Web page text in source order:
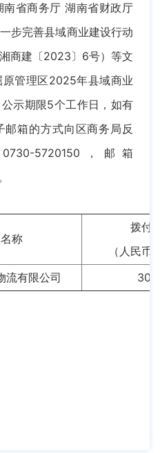
南省商务厅 湖南省财政厅
步完善县域商业建设行动
商建〔2023〕6号）等文
管理区2025年县域商业
示期限5个工作日，如有
箱的方式向区商务局反
5720150，邮箱
称
拨付
（人民币
流有限公司